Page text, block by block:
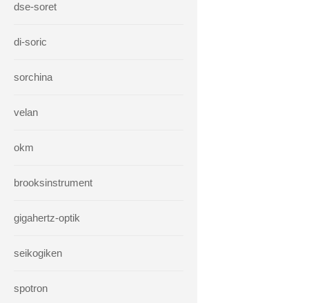
dse-soret
di-soric
sorchina
velan
okm
brooksinstrument
gigahertz-optik
seikogiken
spotron